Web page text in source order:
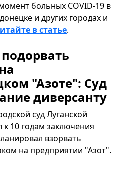
больных COVID-19 в
и других городах и
в статье.
"Азоте": Суд
диверсанту
суд Луганской
к 10 годам заключения
взорвать
на предприятии "Азот".